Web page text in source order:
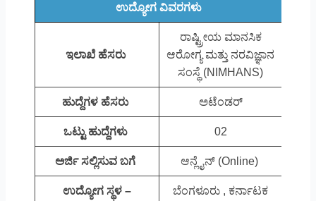
ಉದ್ಯೋಗ ವಿವರಗಳು
ಇಲಾಖೆ ಹೆಸರು
ರಾಷ್ಟ್ರೀಯ ಮಾನಸಿಕ
ಆರೋಗ್ಯ ಮತ್ತು ನರವಿಜ್ಞಾನ
ಸಂಸ್ಥೆ (NIMHANS)
ಹುದ್ದೆಗಳ ಹೆಸರು ಅಟೆಂಡರ್
ಒಟ್ಟು ಹುದ್ದೆಗಳು 02
ಅರ್ಜಿ ಸಲ್ಲಿಸುವ ಬಗೆ ಆನ್ಲೈನ್ (Online)
ಉದ್ಯೋಗ ಸ್ಥಳ – ಬೆಂಗಳೂರು , ಕರ್ನಾಟಕ